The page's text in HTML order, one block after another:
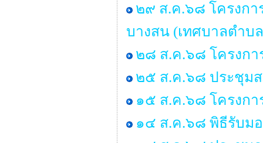
๒๙ ส.ค.๖๘ โครงกา
บางสน (เทศบาลตำบ
๒๘ ส.ค.๖๘ โครงก
๒๕ ส.ค.๖๘ ประชุม
๑๕ ส.ค.๖๘ โครงก
๑๔ ส.ค.๖๘ พิธีรับม